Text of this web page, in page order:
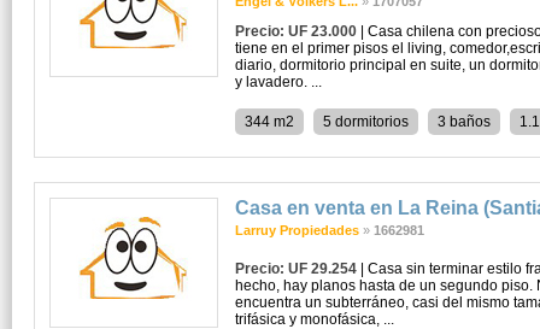
Precio: UF 23.000 | Casa chilena con
tiene en el primer pisos el living,
diario, dormitorio principal en suite, un
y lavadero. ...
344 m2 5 dormitorios 3 baños
Casa en venta en La Reina
Larruy Propiedades » 1662981
Precio: UF 29.254 | Casa sin terminar estilo
hecho, hay planos hasta de un segundo
encuentra un subterráneo, casi del mismo
trifásica y monofásica, ...